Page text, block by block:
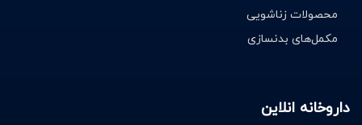
محصولات زناشویی
مکمل‌های بدنسازی
داروخانه انلاین